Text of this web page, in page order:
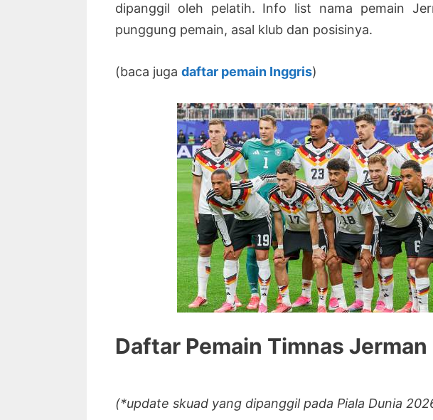
dipanggil oleh pelatih. Info list nama pemain
punggung pemain, asal klub dan posisinya.
(baca juga daftar pemain Inggris)
Daftar Pemain Timnas Jerman
(*update skuad yang dipanggil pada Piala Dunia